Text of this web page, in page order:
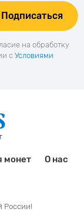
Подписаться
на обработку
с Условиями
монет
О нас
России!